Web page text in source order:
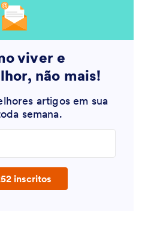
viver e
não mais!
artigos em sua
semana.
inscritos